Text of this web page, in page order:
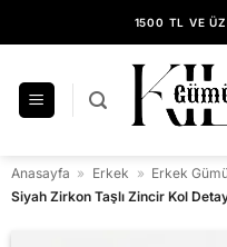
atla
1500 TL VE
KILINÇ GÜMÜŞ
Anasayfa » Erkek » Erkek
Siyah Zirkon Taşlı Zincir Kol